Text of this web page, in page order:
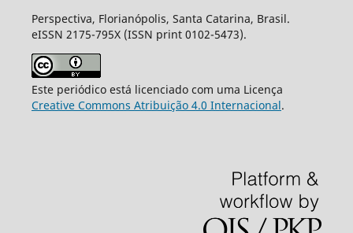
Perspectiva, Florianópolis, Santa Catarina, Brasil.
eISSN 2175-795X (ISSN print 0102-5473).
Este periódico está licenciado com uma Licença
Creative Commons Atribuição 4.0 Internacional.